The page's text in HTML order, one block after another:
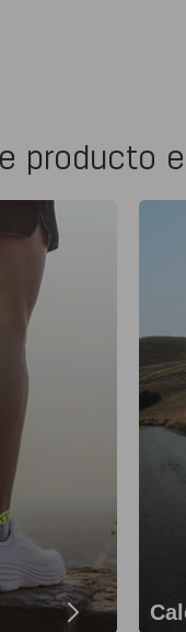
producto